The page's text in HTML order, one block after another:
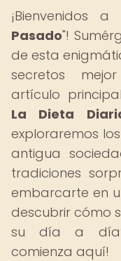
¡Bienvenidos a
Pasado"!
de esta
secretos
artículo
La Dieta
exploraremos
antigua
tradiciones
embarcarte en
descubrir cómo
su día a día?
comienza aquí!